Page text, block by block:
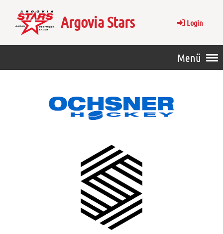
Argovia Stars Login
Menü